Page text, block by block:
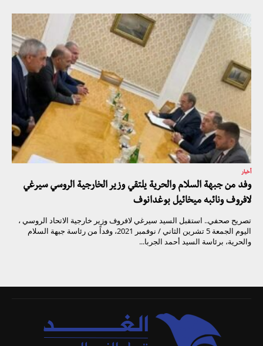
أخبار
وفد من جبهة السلام والحرية يلتقي وزير الخارجية الروسي سيرغي
لافروف ونائبه ميخائيل بوغدانوف
تصريح صحفي.. استقبل السيد سيرغي لافروف وزير خارجية الاتحاد الروسي ،
اليوم الجمعة 5 تشرين الثاني / نوفمبر 2021، وفداً من رئاسة جبهة السلام
والحرية، برئاسة السيد أحمد الجربا...